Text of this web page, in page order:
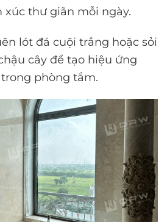
xúc thư giãn mỗi ngày.
lót đá cuội trắng hoặc sỏi
cây để tạo hiệu ứng
phòng tắm.